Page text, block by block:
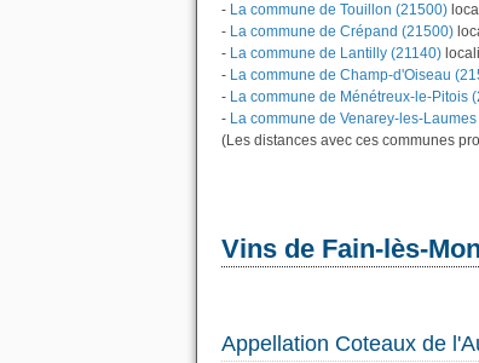
- La commune de Touillon (21500)
- La commune de Crépand (21500)
- La commune de Lantilly (21140)
- La commune de Champ-d'Oiseau
- La commune de Ménétreux-le-Pitois
- La commune de Venarey-les-
(Les distances avec ces communes
Vins de Fain-lès-
Appellation Coteaux de